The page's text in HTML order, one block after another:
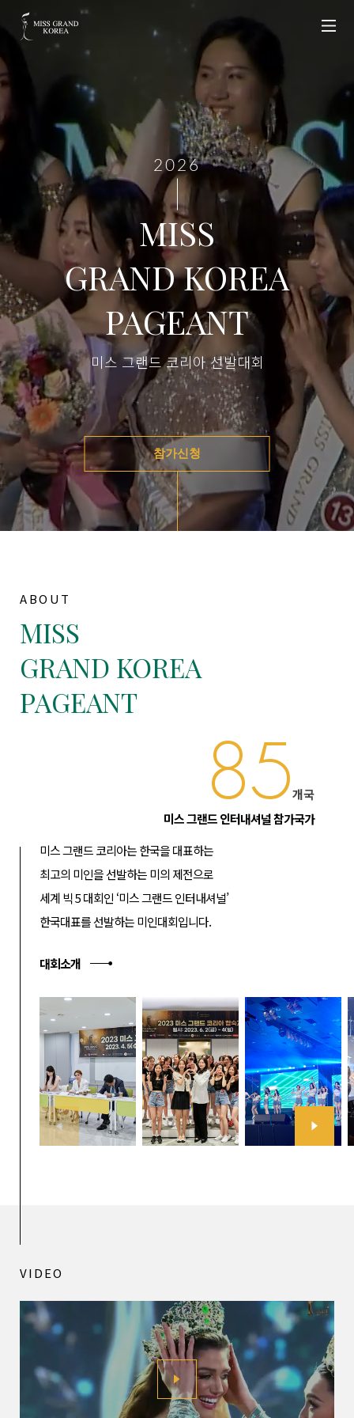
2026
MISS
GRAND KOREA
PAGEANT
미스 그랜드 코리아 선발대회
참가신청
ABOUT
MISS
GRAND KOREA
PAGEANT
85개국
미스 그랜드 인터내셔널 참가국가
미스 그랜드 코리아는 한국을 대표하는
최고의 미인을 선발하는 미의 제전으로
세계 빅 5 대회인 ‘미스 그랜드 인터내셔널’
한국대표를 선발하는 미인대회입니다.
대회소개
VIDEO